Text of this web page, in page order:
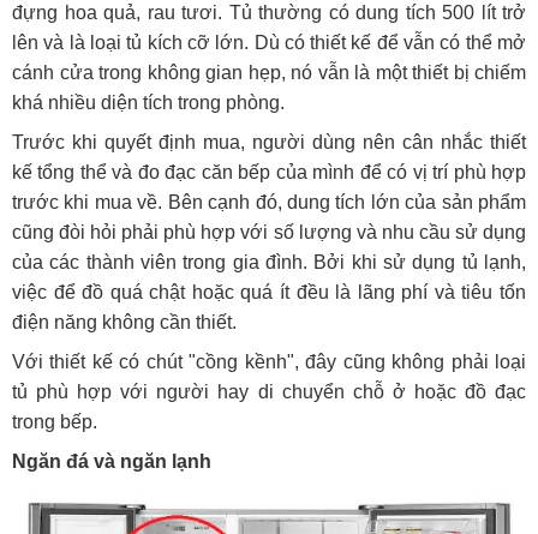
đựng hoa quả, rau tươi. Tủ thường có dung tích 500 lít trở
lên và là loại tủ kích cỡ lớn. Dù có thiết kế để vẫn có thể mở
cánh cửa trong không gian hẹp, nó vẫn là một thiết bị chiếm
khá nhiều diện tích trong phòng.
Trước khi quyết định mua, người dùng nên cân nhắc thiết
kế tổng thể và đo đạc căn bếp của mình để có vị trí phù hợp
trước khi mua về. Bên cạnh đó, dung tích lớn của sản phẩm
cũng đòi hỏi phải phù hợp với số lượng và nhu cầu sử dụng
của các thành viên trong gia đình. Bởi khi sử dụng tủ lạnh,
việc để đồ quá chật hoặc quá ít đều là lãng phí và tiêu tốn
điện năng không cần thiết.
Với thiết kế có chút "cồng kềnh", đây cũng không phải loại
tủ phù hợp với người hay di chuyển chỗ ở hoặc đồ đạc
trong bếp.
Ngăn đá và ngăn lạnh